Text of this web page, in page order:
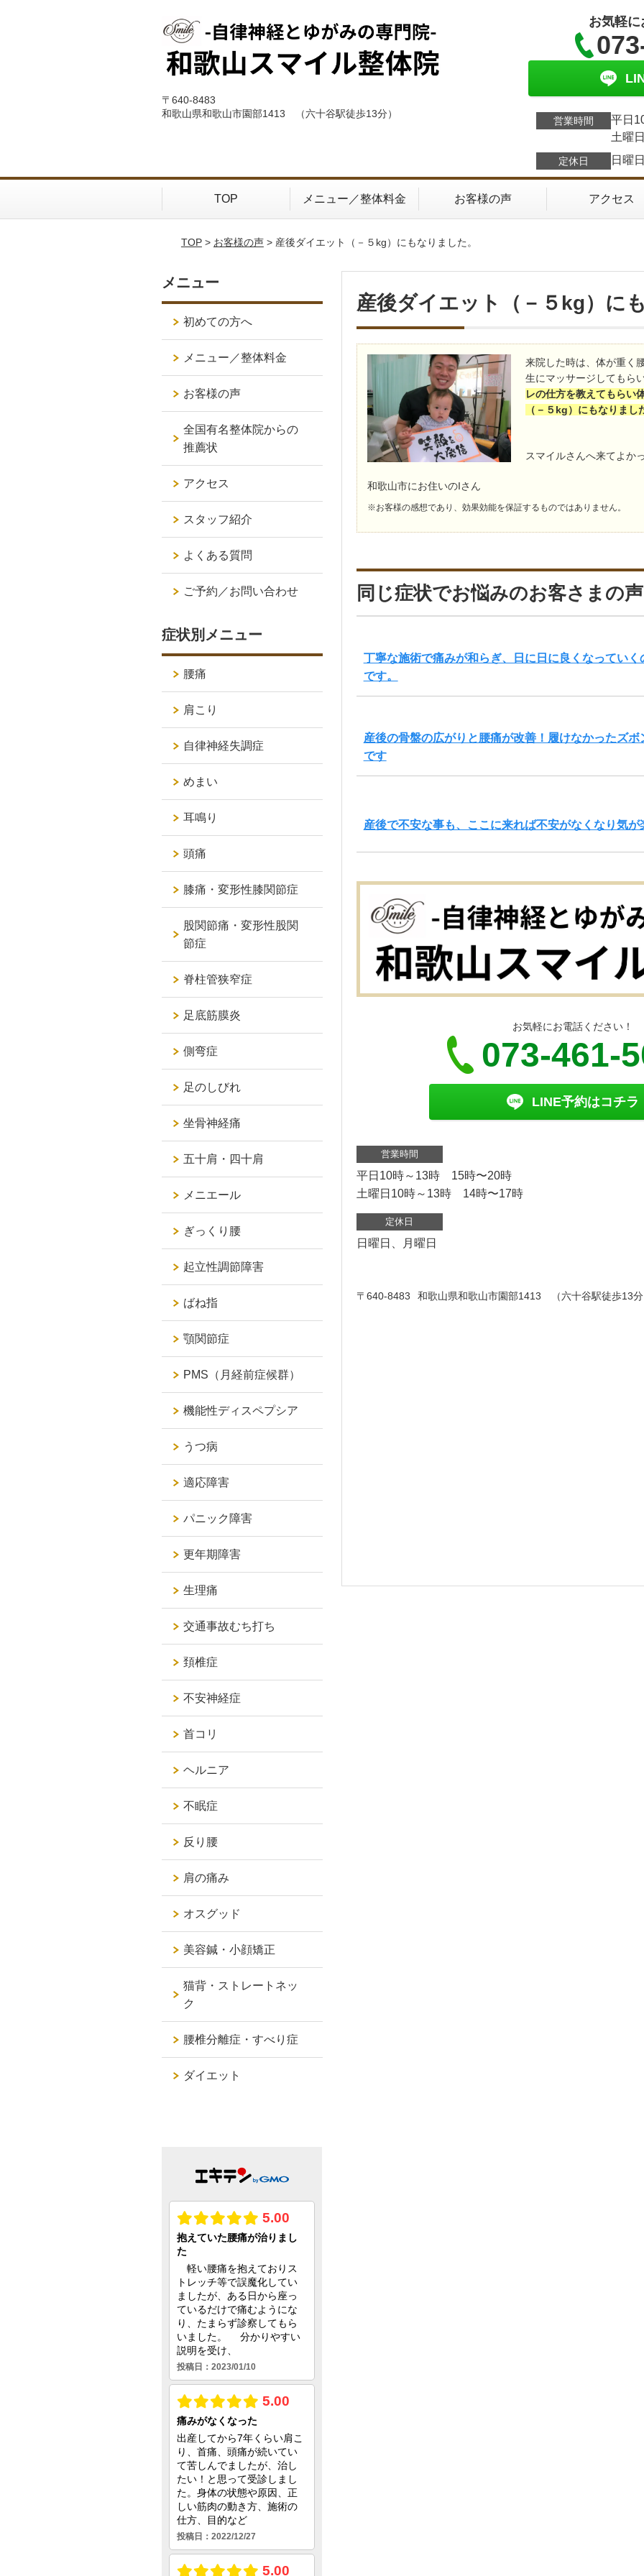
〒640-8483
和歌山県和歌山市園部1413 （六十谷駅徒歩13分）
お気軽
営業時間
平日
土曜
定休日 日曜
TOP メニュー／整体料金 お客様の声 アクセス
TOP> お客様の声> 産後ダイエット（－５kg）にもなりました。
産後ダイエット（－５kg）に
来院した時は、体が重く
生にマッサージしてもら
レの仕方を教えてもらい
（－５kg）にもなりまし
スマイルさんへ来てよか
和歌山市にお住いのIさん
※お客様の感想であり、効果効能を保証するものではありません。
同じ症状でお悩みのお客さまの声
丁寧な施術で痛みが和らぎ、日に日に良くなっていく
です。
産後の骨盤の広がりと腰痛が改善！履けなかったズボ
です
産後で不安な事も、ここに来れば不安がなくなり気が
お気軽にお電話ください！
073-461-
LINE予約はコチラ
営業時間
平日10時～13時 15時〜20時
土曜日10時～13時 14時〜17時
定休日
日曜日、月曜日
〒640-8483 和歌山県和歌山市園部1413 （六十谷駅徒歩13
メニュー
初めての方へ
メニュー／整体料金
お客様の声
全国有名整体院からの
推薦状
アクセス
スタッフ紹介
よくある質問
ご予約／お問い合わせ
症状別メニュー
腰痛
肩こり
自律神経失調症
めまい
耳鳴り
頭痛
膝痛・変形性膝関節症
股関節痛・変形性股関
節症
脊柱管狭窄症
足底筋膜炎
側弯症
足のしびれ
坐骨神経痛
五十肩・四十肩
メニエール
ぎっくり腰
起立性調節障害
ばね指
顎関節症
PMS（月経前症候群）
機能性ディスペプシア
うつ病
適応障害
パニック障害
更年期障害
生理痛
交通事故むち打ち
頚椎症
不安神経症
首コリ
ヘルニア
不眠症
反り腰
肩の痛み
オスグッド
美容鍼・小顔矯正
猫背・ストレートネッ
ク
腰椎分離症・すべり症
ダイエット